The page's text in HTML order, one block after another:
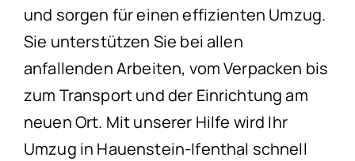
und sorgen für einen effizienten Umzug.
Sie unterstützen Sie bei allen
anfallenden Arbeiten, vom Verpacken bis
zum Transport und der Einrichtung am
neuen Ort. Mit unserer Hilfe wird Ihr
Umzug in Hauenstein-Ifenthal schnell